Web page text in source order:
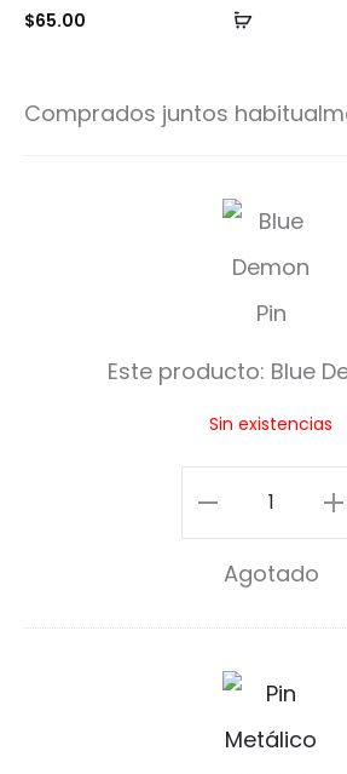
Añadir
$65.00
Comprados juntos
B
l
u
e
o
n
P
Este producto: Blue
Sin existencias
Blue
Demon
cantidad
Agotado
B
o